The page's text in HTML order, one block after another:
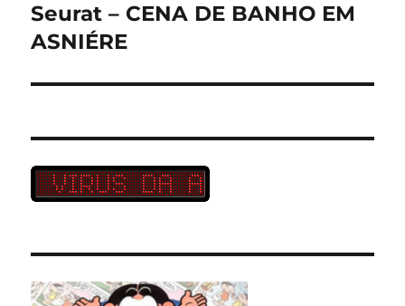
Próximo
post:
Seurat – CENA DE BANHO EM
ASNIÉRE